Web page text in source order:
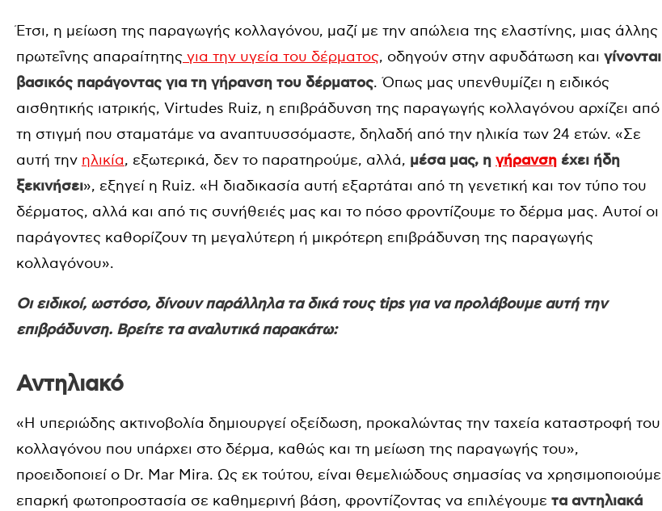
Έτσι, η μείωση της παραγωγής κολλαγόνου, μαζί με την απώλεια της ελαστίνης, μιας άλλης
πρωτεΐνης απαραίτητης για την υγεία του δέρματος, οδηγούν στην αφυδάτωση και γίνονται
βασικός παράγοντας για τη γήρανση του δέρματος. Όπως μας υπενθυμίζει η ειδικός
αισθητικής ιατρικής, Virtudes Ruiz, η επιβράδυνση της παραγωγής κολλαγόνου αρχίζει από
τη στιγμή που σταματάμε να αναπτυυσσόμαστε, δηλαδή από την ηλικία των 24 ετών. «Σε
αυτή την ηλικία, εξωτερικά, δεν το παρατηρούμε, αλλά, μέσα μας, η γήρανση έχει ήδη
ξεκινήσει», εξηγεί η Ruiz. «Η διαδικασία αυτή εξαρτάται από τη γενετική και τον τύπο του
δέρματος, αλλά και από τις συνήθειές μας και το πόσο φροντίζουμε το δέρμα μας. Αυτοί οι
παράγοντες καθορίζουν τη μεγαλύτερη ή μικρότερη επιβράδυνση της παραγωγής
κολλαγόνου».
Οι ειδικοί, ωστόσο, δίνουν παράλληλα τα δικά τους tips για να προλάβουμε αυτή την
επιβράδυνση. Βρείτε τα αναλυτικά παρακάτω:
Αντηλιακό
«Η υπεριώδης ακτινοβολία δημιουργεί οξείδωση, προκαλώντας την ταχεία καταστροφή του
κολλαγόνου που υπάρχει στο δέρμα, καθώς και τη μείωση της παραγωγής του»,
προειδοποιεί ο Dr. Mar Mira. Ως εκ τούτου, είναι θεμελιώδους σημασίας να χρησιμοποιούμε
επαρκή φωτοπροστασία σε καθημερινή βάση, φροντίζοντας να επιλέγουμε τα αντηλιακά